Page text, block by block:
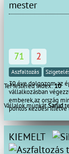
mester
71 2
Aszfaltozás
30 éve dolgozom az
vállalkozásban
emberek,az ország
pontos kezdési illetve
TeMestered index:10
Vállalok munkátSarud
KIEMELT